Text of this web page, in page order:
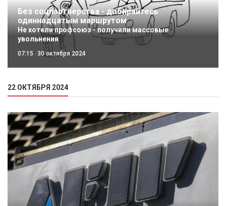
Без соцпартнерства - добирайтесь
одиннадцатым маршрутом
Не хотели профсоюз - получили массовые
увольнения
07:15 30 октября 2024
22 ОКТЯБРЯ 2024